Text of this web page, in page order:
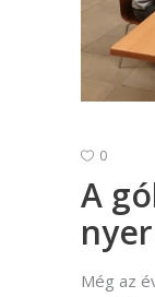
0
A
Még az